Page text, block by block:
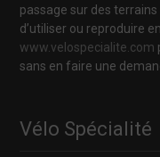
passage sur des
d’utiliser ou reproduire
www.velospecialite.com
sans en faire une
Vélo Spécialité